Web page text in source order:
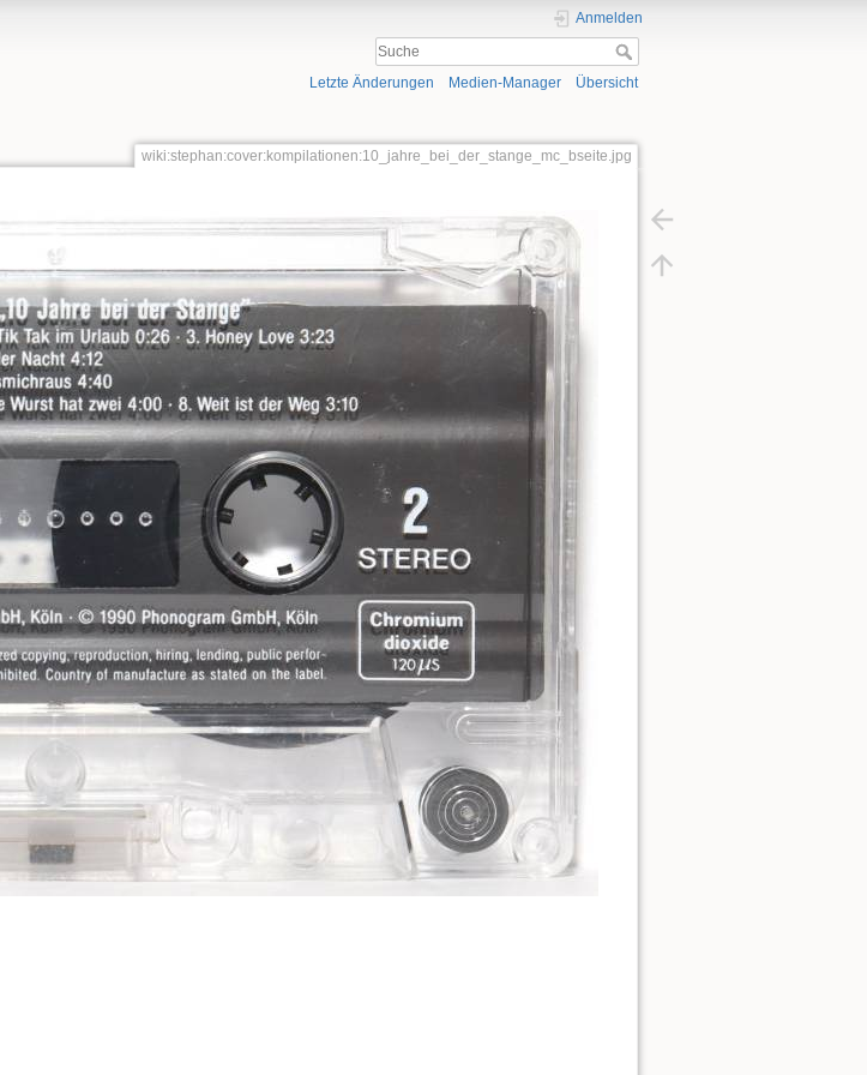
Anmelden
Letzte Änderungen Medien-Manager Übersicht
wiki:stephan:cover:kompilationen:10_jahre_bei_der_stange_mc_bseite.jpg